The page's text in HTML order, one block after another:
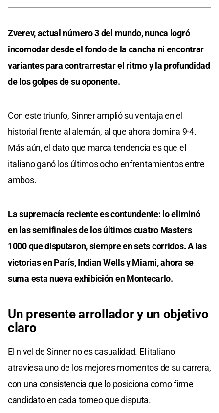
Zverev, actual número 3 del mundo, nunca logró
incomodar desde el fondo de la cancha ni encontrar
variantes para contrarrestar el ritmo y la profundidad
de los golpes de su oponente.
Con este triunfo, Sinner amplió su ventaja en el
historial frente al alemán, al que ahora domina 9-4.
Más aún, el dato que marca tendencia es que el
italiano ganó los últimos ocho enfrentamientos entre
ambos.
La supremacía reciente es contundente: lo eliminó
en las semifinales de los últimos cuatro Masters
1000 que disputaron, siempre en sets corridos. A las
victorias en París, Indian Wells y Miami, ahora se
suma esta nueva exhibición en Montecarlo.
Un presente arrollador y un objetivo
claro
El nivel de Sinner no es casualidad. El italiano
atraviesa uno de los mejores momentos de su carrera,
con una consistencia que lo posiciona como firme
candidato en cada torneo que disputa.